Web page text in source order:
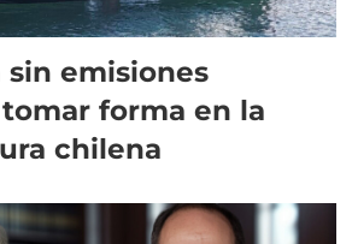
sin emisiones
forma en la
chilena